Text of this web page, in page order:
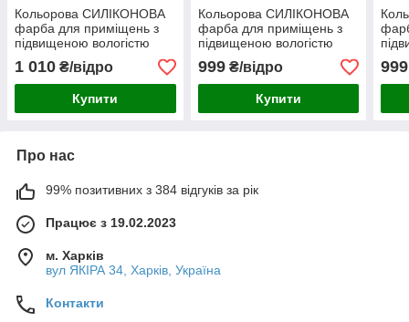
Кольорова СИЛІКОНОВА
фарба для приміщень з
підвищеною вологістю
миюча протигрибкова
матова емаль SkyLine
Кремін 3 л
1 010 ₴/відро
Купити
Кольорова СИЛІКОНОВА
фарба для приміщень з
підвищеною вологістю
миюча протигрибкова
матова емаль SkyLine
Грівальд 3 л
999₴/відро
Купити
999
Про нас
99% позитивних з 384 відгуків за рік
Працює з 19.02.2023
м. Харків
вул ЯКІРА 34, Харків, Україна
Контакти